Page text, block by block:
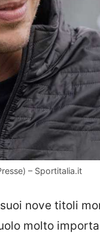
– Sportitalia.it
nove titoli
molto